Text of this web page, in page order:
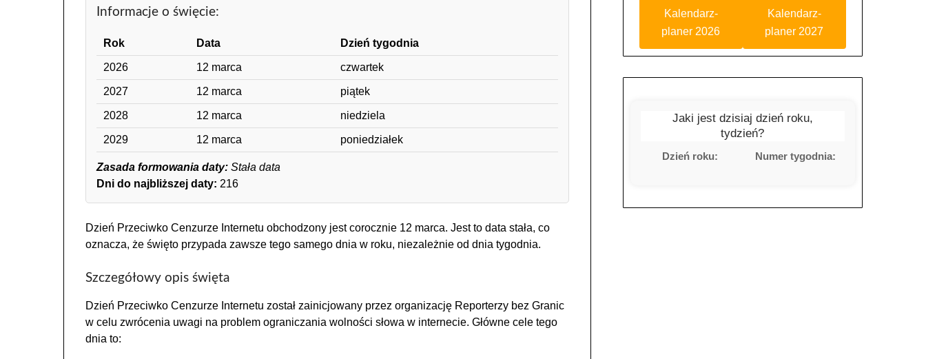
Informacje o święcie:
Rok Data Dzień tygodnia
2026 12 marca czwartek
2027 12 marca piątek
2028 12 marca niedziela
2029 12 marca poniedziałek
Zasada formowania daty:Stała data
Dni do najbliższej daty: 216
Dzień Przeciwko Cenzurze Internetu obchodzony jest corocznie 12 marca. Jest to data stała, co
oznacza, że święto przypada zawsze tego samego dnia w roku, niezależnie od dnia tygodnia.
Szczegółowy opis święta
Dzień Przeciwko Cenzurze Internetu został zainicjowany przez organizację Reporterzy bez Granic
w celu zwrócenia uwagi na problem ograniczania wolności słowa w internecie. Główne cele tego
dnia to:
Kalendarz-
planer 2026
Kalendarz-
planer 2027
Jaki jest dzisiaj dzień roku,
tydzień?
Dzień roku: Numer tygodnia: